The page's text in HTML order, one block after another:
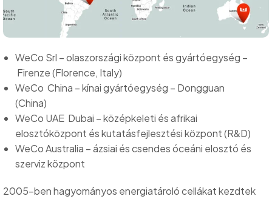
WeCo Srl – olaszországi központ és gyártóegység –
Firenze (Florence, Italy)
WeCo China – kínai gyártóegység – Dongguan
(China)
WeCo UAE Dubai – középkeleti és afrikai
elosztóközpont és kutatásfejlesztési központ (R&D)
WeCo Australia – ázsiai és csendes óceáni elosztó és
szerviz központ
2005-ben hagyományos energiatároló cellákat kezdtek